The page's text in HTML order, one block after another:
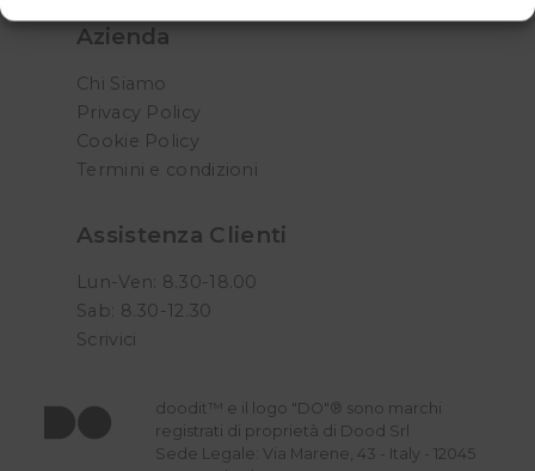
Azienda
Chi Siamo
Privacy Policy
Cookie Policy
Termini e condizioni
Assistenza Clienti
Lun-Ven: 8.30-18.00
Sab: 8.30-12.30
Scrivici
doodit™ e il logo "DO"® sono marchi
registrati di proprietà di Dood Srl
Sede Legale: Via Marene, 43 - Italy - 12045